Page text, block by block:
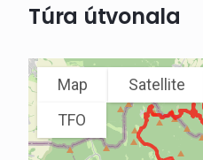
Túra útvonala
Map Satellite
TFO